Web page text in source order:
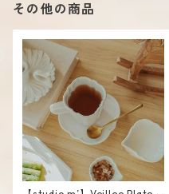
その他の商品